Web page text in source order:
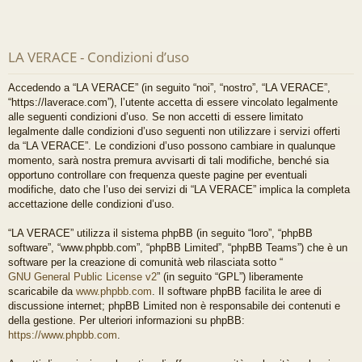
LA VERACE - Condizioni d’uso
Accedendo a “LA VERACE” (in seguito “noi”, “nostro”, “LA VERACE”,
“https://laverace.com”), l’utente accetta di essere vincolato legalmente
alle seguenti condizioni d’uso. Se non accetti di essere limitato
legalmente dalle condizioni d’uso seguenti non utilizzare i servizi offerti
da “LA VERACE”. Le condizioni d’uso possono cambiare in qualunque
momento, sarà nostra premura avvisarti di tali modifiche, benché sia
opportuno controllare con frequenza queste pagine per eventuali
modifiche, dato che l’uso dei servizi di “LA VERACE” implica la completa
accettazione delle condizioni d’uso.
“LA VERACE” utilizza il sistema phpBB (in seguito “loro”, “phpBB
software”, “www.phpbb.com”, “phpBB Limited”, “phpBB Teams”) che è un
software per la creazione di comunità web rilasciata sotto “
GNU General Public License v2” (in seguito “GPL”) liberamente
scaricabile da www.phpbb.com. Il software phpBB facilita le aree di
discussione internet; phpBB Limited non è responsabile dei contenuti e
della gestione. Per ulteriori informazioni su phpBB:
https://www.phpbb.com.